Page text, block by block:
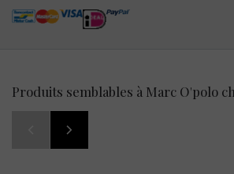
Produits semblables à Marc O'polo